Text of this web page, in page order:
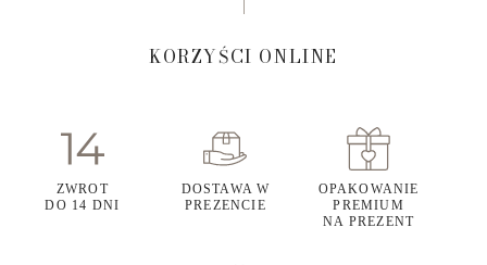
KORZYŚCI ONLINE
ZWROT
DO 14 DNI
DOSTAWA W
PREZENCIE
OPAKOWANIE
PREMIUM
NA PREZENT